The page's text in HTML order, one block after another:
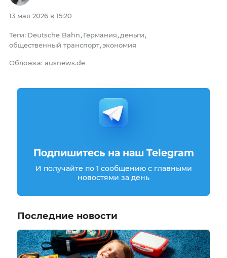
13 мая 2026 в 15:20
Теги: Deutsche Bahn, Германия, деньги,
общественный транспорт,экономия
Обложка: ausnews.de
Подпишитесь на наш Telegram
И получайте по 1 сообщению с главными
новостями за день
Последние новости